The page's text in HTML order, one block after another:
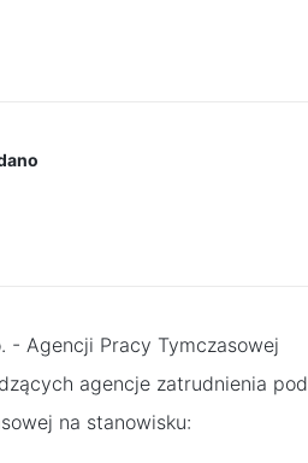
- Agencji Pracy Tymczasowej
agencje zatrudnienia pod
na stanowisku: